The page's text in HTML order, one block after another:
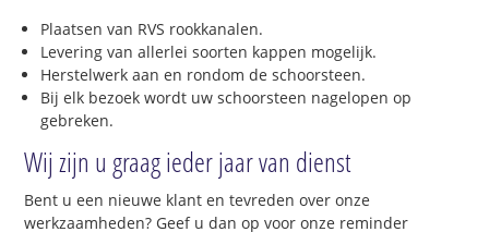
Plaatsen van RVS rookkanalen.
Levering van allerlei soorten kappen mogelijk.
Herstelwerk aan en rondom de schoorsteen.
Bij elk bezoek wordt uw schoorsteen nagelopen op
gebreken.
Wij zijn u graag ieder jaar van dienst
Bent u een nieuwe klant en tevreden over onze
werkzaamheden? Geef u dan op voor onze reminder